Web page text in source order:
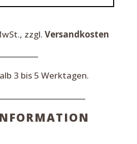
zzgl. Versandkosten
3 bis 5 Werktagen.